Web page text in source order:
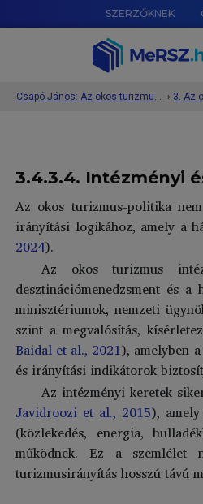
SZERZŐKNEK
Csapó János: Az okos turizmus rendszere és működése ›
3.4.3.4. Intézményi
Az okos turizmus-politika
irányítási logikához, amely a
2024).
Az okos turizmus
desztinációmenedzsment és
minisztériumok, nemzeti
szint a megvalósítás,
Baidal et al., 2021), amelyben
és irányítási indikátorok
Az intézményi keretek
Javidroozi et al., 2015),
(közlekedés, energia,
működnek. Ez a szemlélet
turizmusirányítás hosszú távú